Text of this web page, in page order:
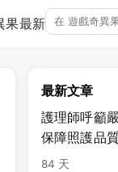
果最新
最新文章
護理師呼籲
保障照護品
84 天